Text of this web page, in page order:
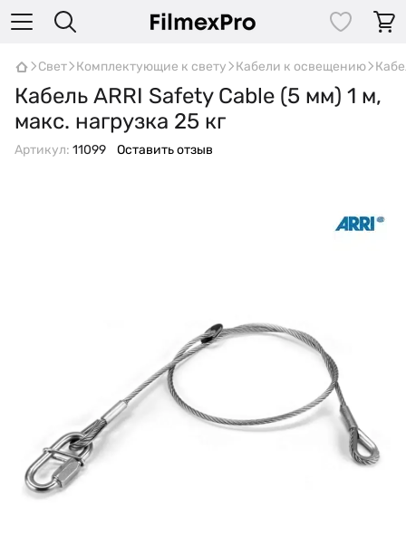
Свет Комплектующие к свету Кабели к освещению
Кабель ARRI Safety Cable (5 мм) 1 м,
макс. нагрузка 25 кг
Артикул: 11099 Оставить отзыв